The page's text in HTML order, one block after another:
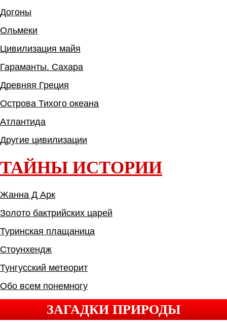
Догоны
Ольмеки
Цивилизация майя
Гараманты. Сахара
Древняя Греция
Острова Тихого океана
Атлантида
Другие цивилизации
ТАЙНЫ ИСТОРИИ
Жанна Д Арк
Золото бактрийских царей
Туринская плащаница
Стоунхендж
Тунгусский метеорит
Обо всем понемногу
ЗАГАДКИ ПРИРОДЫ